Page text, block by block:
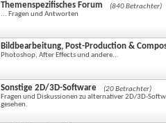
Themenspezifisches Forum
(840 Betrachter)
... Fragen und Antworten
Bildbearbeitung, Post-Production &
Photoshop, After Effects und andere...
Sonstige 2D/3D-Software
(20 Betrachter)
Fragen und Diskussionen zu alternativer 2D/3D-
gesehen.